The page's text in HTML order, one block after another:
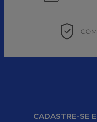
CADASTRE-SE